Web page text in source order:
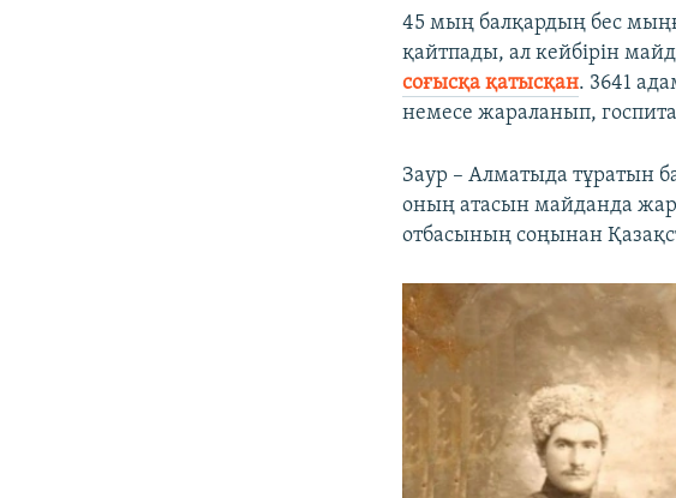
45 мың балқардың бес
қайтпады, ал кейбірін
соғысқа қатысқан. 3641
немесе жараланып,
Заур – Алматыда тұратын
оның атасын майданда
отбасының соңынан